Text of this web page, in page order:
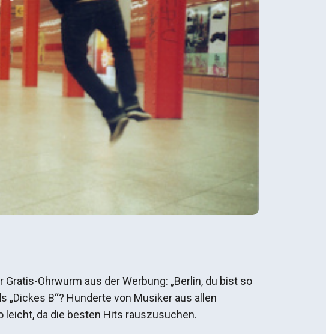
Ohrwurm aus der Werbung: „Berlin, du bist so
„Dickes B“? Hunderte von Musiker aus allen
leicht, da die besten Hits rauszusuchen.